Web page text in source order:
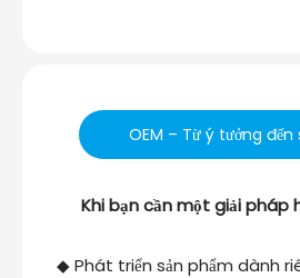
OEM – Từ ý tưởng đến
Khi bạn cần một giải pháp
◆ Phát triển sản phẩm dành